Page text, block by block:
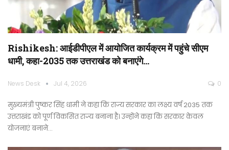
Rishikesh: आईडीपीएल में आयोजित कार्यक्रम में पहुंचे सीएम
धामी, कहा-2035 तक उत्तराखंड को बनाएंगे…
News Desk Jul 4, 2026 0
मुख्यमंत्री पुष्कर सिंह धामी ने कहा कि राज्य सरकार का लक्ष्य वर्ष 2035 तक
उत्तराखंड को पूर्ण विकसित राज्य बनाना है। उन्होंने कहा कि सरकार केवल
योजनाएं बनाने…